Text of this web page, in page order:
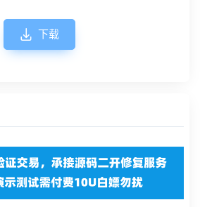
下载